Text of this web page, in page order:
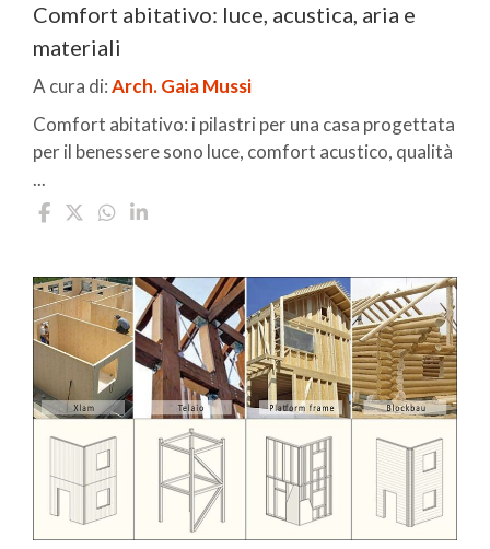
Comfort abitativo: luce, acustica, aria e
materiali
A cura di:Arch. Gaia Mussi
Comfort abitativo: i pilastri per una casa progettata
per il benessere sono luce, comfort acustico, qualità
...